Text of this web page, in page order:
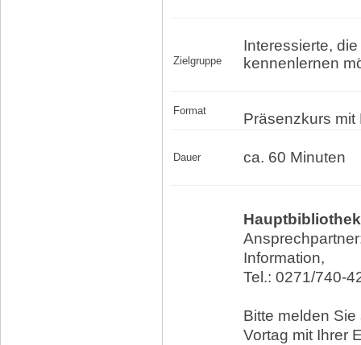
Zielgruppe
Interessierte,
kennenlernen
Format Präsenzkurs
Dauer ca. 60 Minuten
Information,
Tel.: 0271/740-
Bitte melden
Vortag mit Ihrer